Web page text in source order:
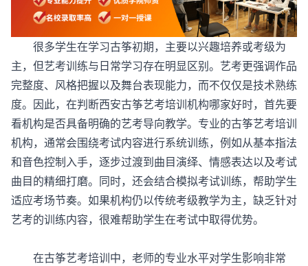
很多学生在学习古筝初期，主要以兴趣培养或考级为
主，但艺考训练与日常学习存在明显区别。艺考更强调作品
完整度、风格把握以及舞台表现能力，而不仅仅是技术熟练
度。因此，在判断西安古筝艺考培训机构哪家好时，首先要
看机构是否具备明确的艺考导向教学。专业的古筝艺考培训
机构，通常会围绕考试内容进行系统训练，例如从基本指法
和音色控制入手，逐步过渡到曲目演绎、情感表达以及考试
曲目的精细打磨。同时，还会结合模拟考试训练，帮助学生
适应考场节奏。如果机构仍以传统考级教学为主，缺乏针对
艺考的训练内容，很难帮助学生在考试中取得优势。
在古筝艺考培训中，老师的专业水平对学生影响非常